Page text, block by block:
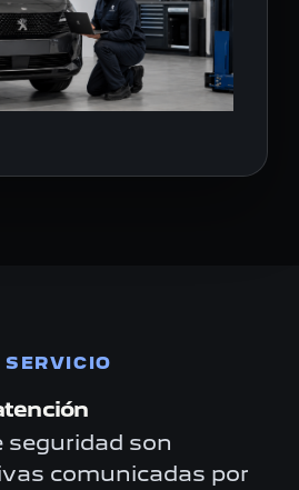
SERVICIO
seguridad son
comunicadas por